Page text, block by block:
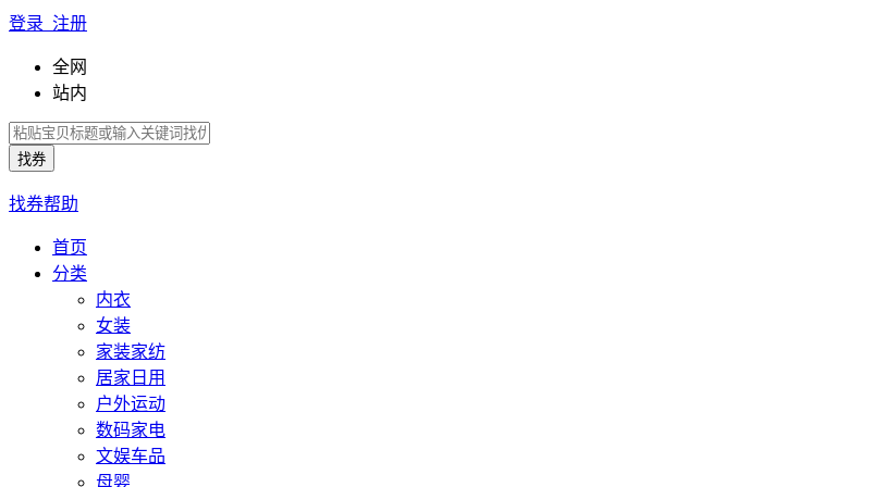
登录 注册
全网
站内
找券帮助
首页
分类
内衣
女装
家装家纺
居家日用
户外运动
数码家电
文娱车品
母婴